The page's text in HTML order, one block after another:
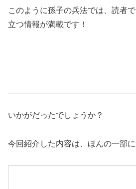
このように孫子の兵法では、読者
立つ情報が満載です！
いかがだったでしょうか？
今回紹介した内容は、ほんの一部に